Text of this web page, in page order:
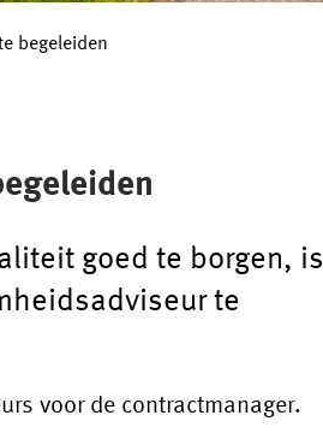
begeleiden
goed te borgen, is
te
voor de contractmanager.